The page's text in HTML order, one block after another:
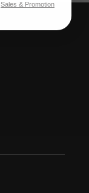
Sales & Promotion